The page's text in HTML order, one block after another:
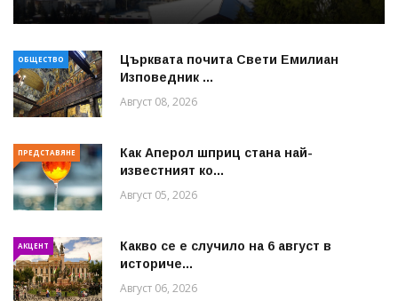
ОБЩЕСТВО
Църквата почита Свeти Емилиан
Изповедник ...
Август 08, 2026
ПРЕДСТАВЯНЕ
Как Аперол шприц стана най-
известният ко...
Август 05, 2026
АКЦЕНТ
Какво се е случило на 6 август в
историче...
Август 06, 2026